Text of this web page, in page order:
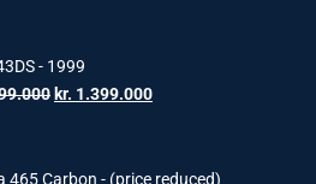
- 1999
Original
kr. 1.599.000.
kr. 1.399.000Current
kr. 1.399.000.
465 Carbon - (price reduced)